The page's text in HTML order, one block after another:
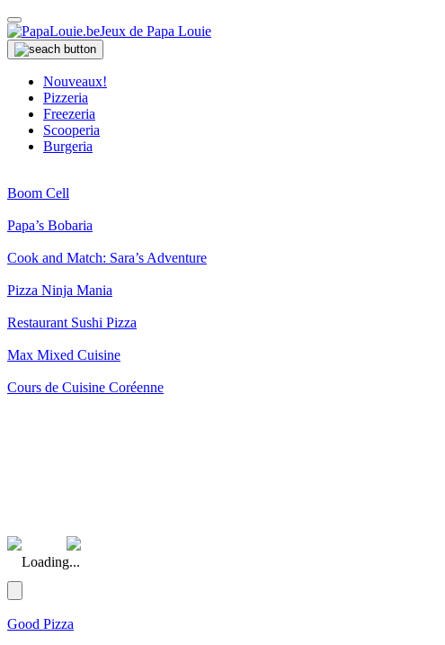
Jeux de Papa Louie
Nouveaux!
Pizzeria
Freezeria
Scooperia
Burgeria
Boom Cell
Papa’s Bobaria
Cook and Match: Sara’s Adventure
Pizza Ninja Mania
Restaurant Sushi Pizza
Max Mixed Cuisine
Cours de Cuisine Coréenne
Loading...
Good Pizza